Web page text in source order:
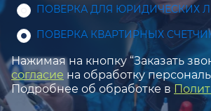
ПОВЕРКА ДЛЯ ЮРИДИЧЕСКИХ
ПОВЕРКА КВАРТИРНЫХ
Нажимая на кнопку “Заказать
согласие на обработку
Подробнее об обработке в